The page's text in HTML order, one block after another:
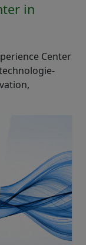
in
Center